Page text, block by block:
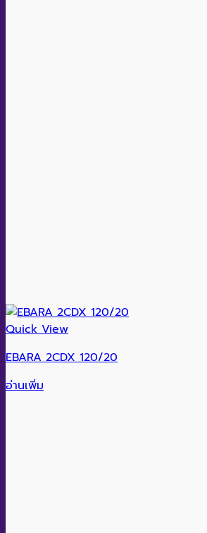
Quick View
EBARA 2CDX 120/20
อ่านเพิ่ม